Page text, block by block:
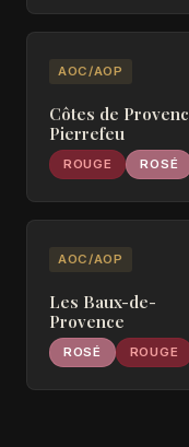
AOC/AOP
Côtes de
Pierrefeu
ROUGE ROSÉ
AOC/AOP
Les Baux-de-
Provence
ROSÉ ROUGE